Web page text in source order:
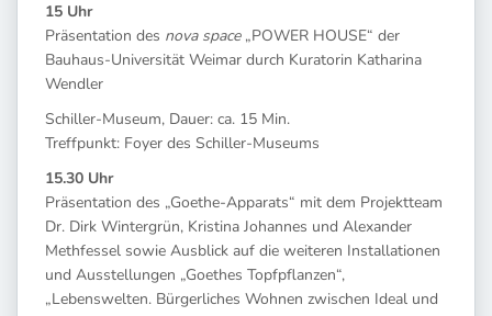
15 Uhr
Präsentation des nova space„POWER HOUSE“ der
Bauhaus-Universität Weimar durch Kuratorin Katharina
Wendler
Schiller-Museum, Dauer: ca. 15 Min.
Treffpunkt: Foyer des Schiller-Museums
15.30 Uhr
Präsentation des „Goethe-Apparats“ mit dem Projektteam
Dr. Dirk Wintergrün, Kristina Johannes und Alexander
Methfessel sowie Ausblick auf die weiteren Installationen
und Ausstellungen „Goethes Topfpflanzen“,
„Lebenswelten. Bürgerliches Wohnen zwischen Ideal und